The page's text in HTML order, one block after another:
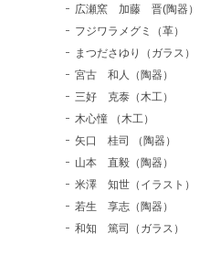
広瀬窯 加藤 晋(陶器）
フジワラメグミ（革）
まつださゆり（ガラス）
宮古 和人（陶器）
三好 克泰（木工）
木心憧 （木工）
矢口 桂司 （陶器）
山本 直毅（陶器）
米澤 知世（イラスト）
若生 享志（陶器）
和知 篤司（ガラス）